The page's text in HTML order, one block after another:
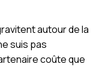
autour de la
suis pas
coûte que